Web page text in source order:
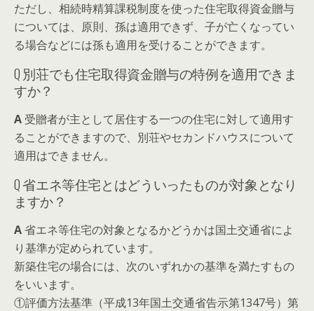
ただし、相続時精算課税制度を使った住宅取得資金贈与
については、原則、孫は適用できず、子が亡くなってい
る場合などには孫も適用を受けることができます。
Q 別荘でも住宅取得資金贈与の特例を適用できま
すか？
A 受贈者が主として居住する一つの住宅に対して適用す
ることができますので、別荘やセカンドハウスについて
適用はできません。
Q省エネ等住宅とはどういったものが対象となり
ますか？
A省エネ等住宅の対象となるかどうかは国土交通省によ
り基準が定められています。
新築住宅の場合には、次のいずれかの基準を満たすもの
をいいます。
①評価方法基準（平成13年国土交通省告示第1347号）第